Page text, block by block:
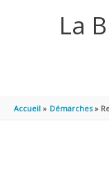
La
Accueil Démarches